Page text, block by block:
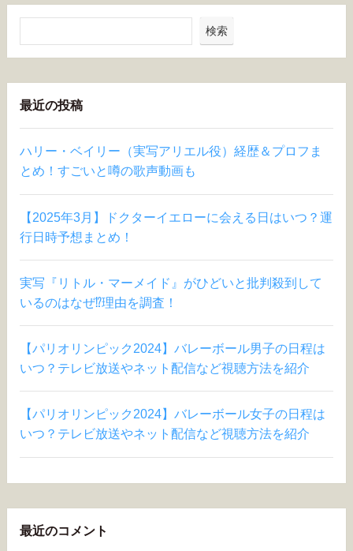
検索
最近の投稿
ハリー・ベイリー（実写アリエル役）経歴＆プロフま
とめ！すごいと噂の歌声動画も
【2025年3月】ドクターイエローに会える日はいつ？運
行日時予想まとめ！
実写『リトル・マーメイド』がひどいと批判殺到して
いるのはなぜ⁉︎理由を調査！
【パリオリンピック2024】バレーボール男子の日程は
いつ？テレビ放送やネット配信など視聴方法を紹介
【パリオリンピック2024】バレーボール女子の日程は
いつ？テレビ放送やネット配信など視聴方法を紹介
最近のコメント